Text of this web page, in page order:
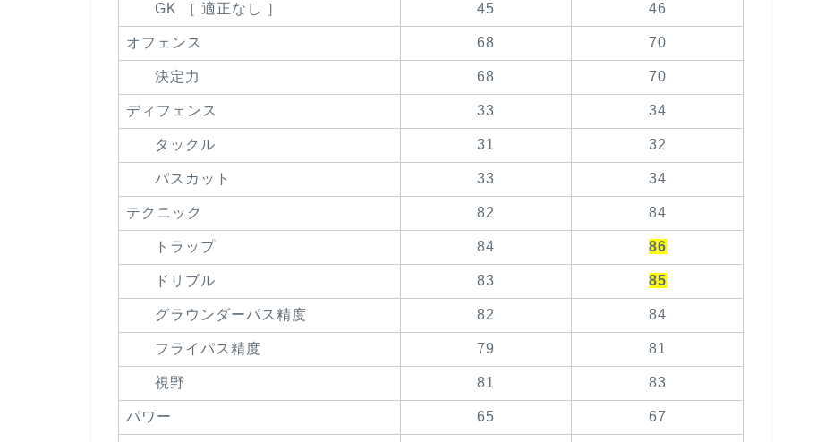
GK ［ 適正なし ］ 45 46
オフェンス 68 70
決定力 68 70
ディフェンス 33 34
タックル 31 32
パスカット 33 34
テクニック 82 84
トラップ 84 86
ドリブル 83 85
グラウンダーパス精度 82 84
フライパス精度 79 81
視野 81 83
パワー 65 67